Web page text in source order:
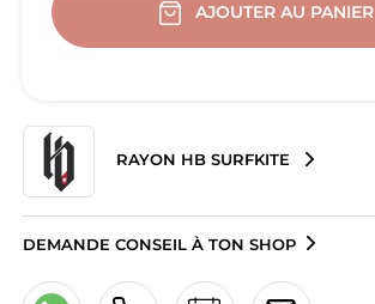
AJOUTER AU PANIER
RAYON HB SURFKITE
DEMANDE CONSEIL À TON SHOP